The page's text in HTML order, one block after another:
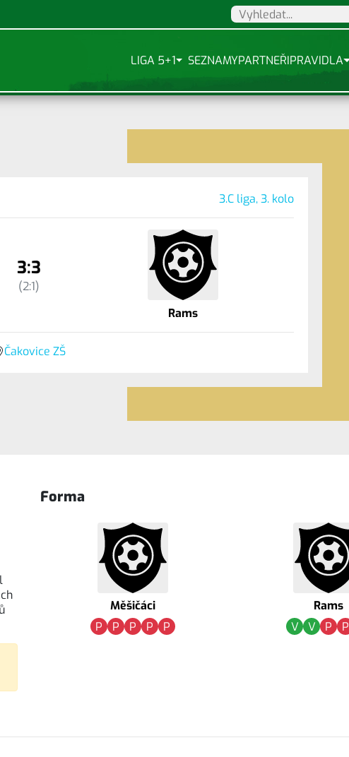
LIGA 5+1 SEZNAMYPARTNEŘIPRAVIDLA
3.C liga, 3. kolo
3:3
(2:1)
Rams
Čakovice ZŠ
Forma
Měšičáci
P
P P P P
Rams
V
V P P